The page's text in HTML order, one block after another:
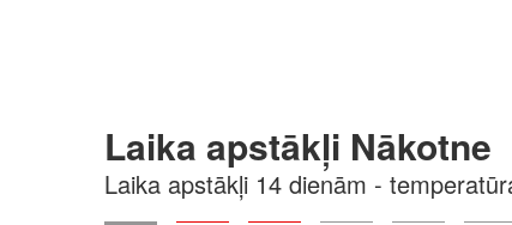
Laika apstākļi Nākotne
Laika apstākļi 14 dienām -